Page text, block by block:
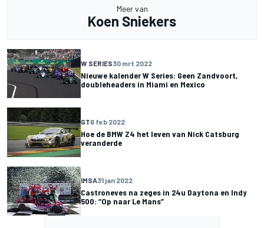
Meer van
Koen Sniekers
W SERIES30 mrt 2022
Nieuwe kalender W Series: Geen Zandvoort,
doubleheaders in Miami en Mexico
GT6 feb 2022
Hoe de BMW Z4 het leven van Nick Catsburg
veranderde
IMSA31 jan 2022
Castroneves na zeges in 24u Daytona en Indy
500: “Op naar Le Mans”